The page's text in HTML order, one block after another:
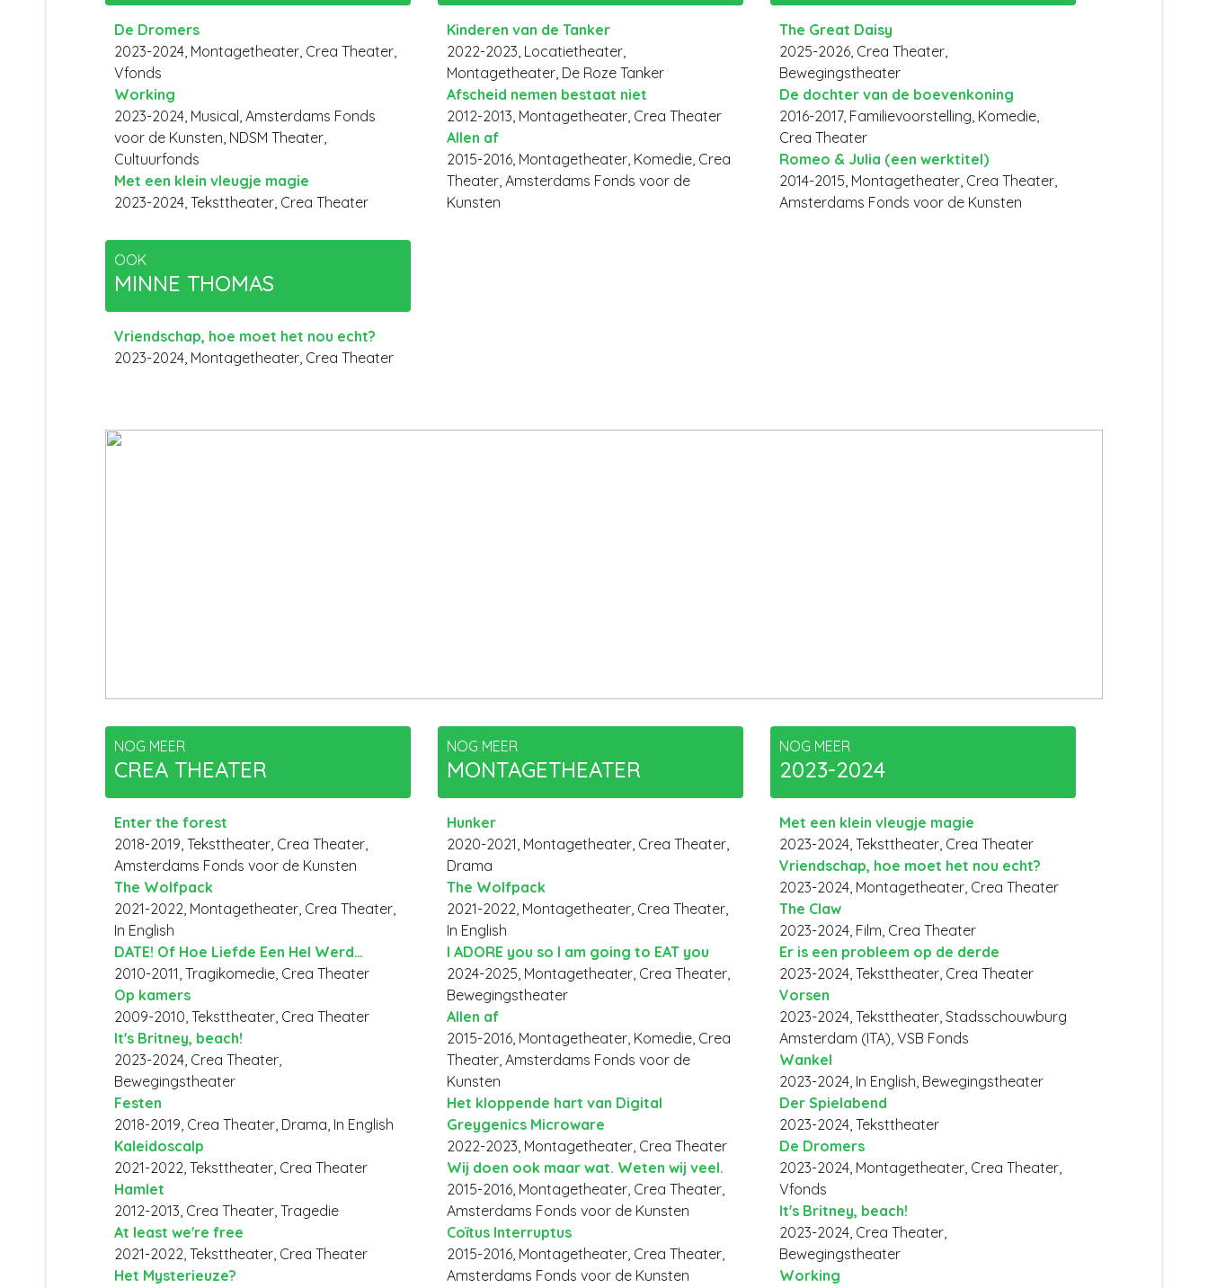
De Dromers
2023-2024, Montagetheater, Crea Theater,
Vfonds
Working
2023-2024, Musical, Amsterdams Fonds
voor de Kunsten, NDSM Theater,
Cultuurfonds
Met een klein vleugje magie
2023-2024, Teksttheater, Crea Theater
Kinderen van de Tanker
2022-2023, Locatietheater,
Montagetheater, De Roze Tanker
Afscheid nemen bestaat niet
2012-2013, Montagetheater, Crea Theater
Allen af
2015-2016, Montagetheater, Komedie, Crea
Theater, Amsterdams Fonds voor de
Kunsten
The Great Daisy
2025-2026, Crea Theater,
Bewegingstheater
De dochter van de boevenkoning
2016-2017, Familievoorstelling, Komedie,
Crea Theater
Romeo & Julia (een werktitel)
2014-2015, Montagetheater, Crea Theater,
Amsterdams Fonds voor de Kunsten
OOK
MINNE THOMAS
Vriendschap, hoe moet het nou echt?
2023-2024, Montagetheater, Crea Theater
NOG MEER
CREA THEATER
Enter the forest
2018-2019, Teksttheater, Crea Theater,
Amsterdams Fonds voor de Kunsten
The Wolfpack
2021-2022, Montagetheater, Crea Theater,
In English
DATE! Of Hoe Liefde Een Hel Werd…
2010-2011, Tragikomedie, Crea Theater
Op kamers
2009-2010, Teksttheater, Crea Theater
It's Britney, beach!
2023-2024, Crea Theater,
Bewegingstheater
Festen
2018-2019, Crea Theater, Drama, In English
Kaleidoscalp
2021-2022, Teksttheater, Crea Theater
Hamlet
2012-2013, Crea Theater, Tragedie
At least we're free
2021-2022, Teksttheater, Crea Theater
Het Mysterieuze?
NOG MEER
MONTAGETHEATER
Hunker
2020-2021, Montagetheater, Crea Theater,
Drama
The Wolfpack
2021-2022, Montagetheater, Crea Theater,
In English
I ADORE you so I am going to EAT you
2024-2025, Montagetheater, Crea Theater,
Bewegingstheater
Allen af
2015-2016, Montagetheater, Komedie, Crea
Theater, Amsterdams Fonds voor de
Kunsten
Het kloppende hart van Digital
Greygenics Microware
2022-2023, Montagetheater, Crea Theater
Wij doen ook maar wat. Weten wij veel.
2015-2016, Montagetheater, Crea Theater,
Amsterdams Fonds voor de Kunsten
Coïtus Interruptus
2015-2016, Montagetheater, Crea Theater,
Amsterdams Fonds voor de Kunsten
NOG MEER
2023-2024
Met een klein vleugje magie
2023-2024, Teksttheater, Crea Theater
Vriendschap, hoe moet het nou echt?
2023-2024, Montagetheater, Crea Theater
The Claw
2023-2024, Film, Crea Theater
Er is een probleem op de derde
2023-2024, Teksttheater, Crea Theater
Vorsen
2023-2024, Teksttheater, Stadsschouwburg
Amsterdam (ITA), VSB Fonds
Wankel
2023-2024, In English, Bewegingstheater
Der Spielabend
2023-2024, Teksttheater
De Dromers
2023-2024, Montagetheater, Crea Theater,
Vfonds
It's Britney, beach!
2023-2024, Crea Theater,
Bewegingstheater
Working